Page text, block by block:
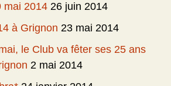
mai 2014 26 juin 2014
à Grignon 23 mai 2014
le Club va fêter ses 25 ans
2 mai 2014